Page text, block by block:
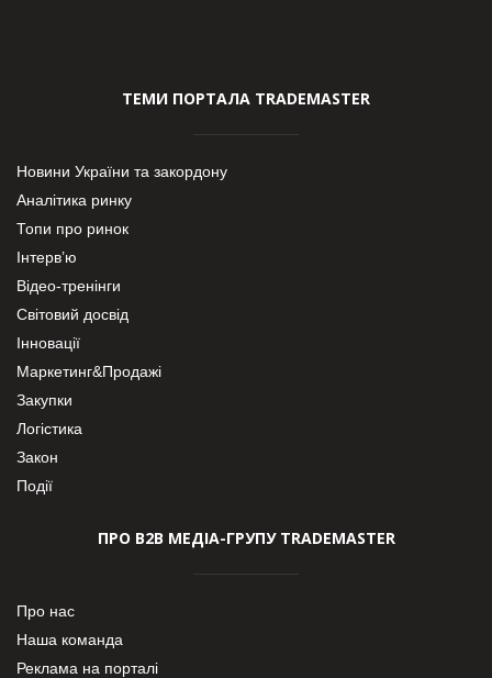
ТЕМИ ПОРТАЛА TRADEMASTER
Новини України та закордону
Аналітика ринку
Топи про ринок
Інтерв’ю
Відео-тренінги
Світовий досвід
Інновації
Маркетинг&Продажі
Закупки
Логістика
Закон
Події
ПРО В2В МЕДІА-ГРУПУ TRADEMASTER
Про нас
Наша команда
Реклама на порталі